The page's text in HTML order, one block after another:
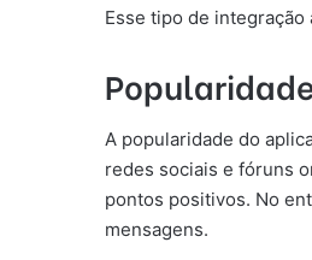
Esse tipo de
A popularidade do
redes sociais e fóruns
pontos positivos. No
mensagens.